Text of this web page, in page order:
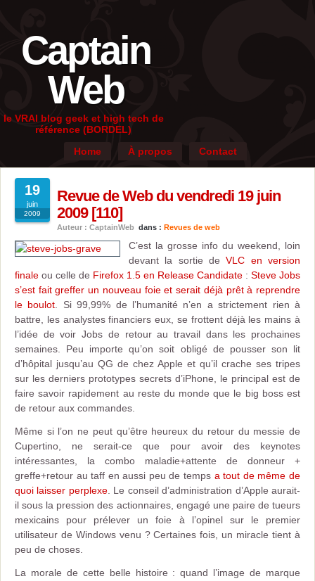
Captain
Web
le VRAI blog geek et high tech de
référence (BORDEL)
Home
À propos Contact
19
juin
2009
Revue de Web du vendredi 19 juin
2009 [110]
Auteur : CaptainWeb dans : Revues de web
C’est la grosse info du weekend, loin
devant la sortie de VLC en version
finale ou celle de Firefox 1.5 en Release Candidate : Steve Jobs
s’est fait greffer un nouveau foie et serait déjà prêt à reprendre
le boulot . Si 99,99% de l’humanité n’en a strictement rien à
battre, les analystes financiers eux, se frottent déjà les mains à
l’idée de voir Jobs de retour au travail dans les prochaines
semaines. Peu importe qu’on soit obligé de pousser son lit
d’hôpital jusqu’au QG de chez Apple et qu’il crache ses tripes
sur les derniers prototypes secrets d’iPhone, le principal est de
faire savoir rapidement au reste du monde que le big boss est
de retour aux commandes.
Même si l’on ne peut qu’être heureux du retour du messie de
Cupertino, ne serait-ce que pour avoir des keynotes
intéressantes, la combo maladie+attente de donneur +
greffe+retour au taff en aussi peu de temps a tout de même de
quoi laisser perplexe. Le conseil d’administration d’Apple aurait-
il sous la pression des actionnaires, engagé une paire de tueurs
mexicains pour prélever un foie à l’opinel sur le premier
utilisateur de Windows venu ? Certaines fois, un miracle tient à
peu de choses.
La morale de cette belle histoire : quand l’image de marque